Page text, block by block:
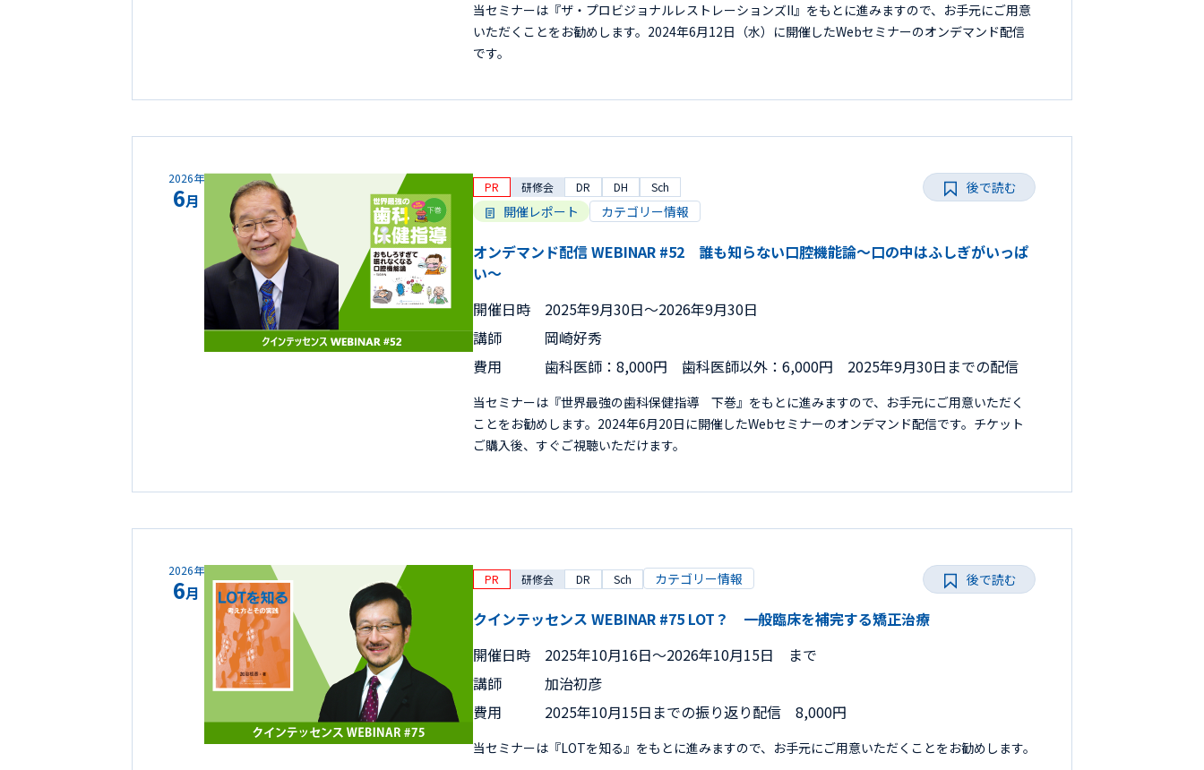
当セミナーは『ザ・プロビジョナルレストレーションズII』をもとに進みますので、お手元にご用意
いただくことをお勧めします。2024年6月12日（水）に開催したWebセミナーのオンデマンド配信
です。
2026年
6月
PR 研修会 DR DH Sch
開催レポート カテゴリー情報
オンデマンド配信 WEBINAR #52 誰も知らない口腔機能論～口の中はふしぎがいっぱ
い～
開催日時
2025年9月30日〜2026年9月30日
講師
岡崎好秀
費用
歯科医師：8,000円 歯科医師以外：6,000円 2025年9月30日までの配信
当セミナーは『世界最強の歯科保健指導 下巻』をもとに進みますので、お手元にご用意いただく
ことをお勧めします。2024年6月20日に開催したWebセミナーのオンデマンド配信です。チケット
ご購入後、すぐご視聴いただけます。
後で読む
2026年
6月
PR 研修会 DR Sch カテゴリー情報
クインテッセンス WEBINAR #75 LOT？ 一般臨床を補完する矯正治療
開催日時
2025年10月16日〜2026年10月15日 まで
講師
加治初彦
費用
2025年10月15日までの振り返り配信 8,000円
当セミナーは『LOTを知る』をもとに進みますので、お手元にご用意いただくことをお勧めします。
後で読む